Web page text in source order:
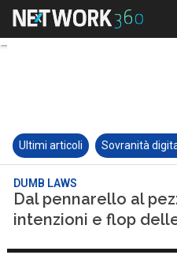
Ultimi articoli Sovranità
DUMB LAWS
Dal pennarello al
intenzioni e flop